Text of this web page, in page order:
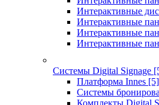
Интерактивные
Интерактивные
Интерактивные
Интерактивные
Системы Digital Signage
Платформа Innes [5]
Системы
Комплекты Digital